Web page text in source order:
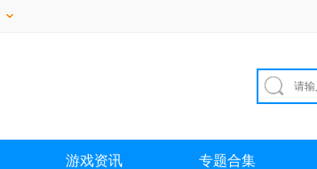
游戏资讯 专题合集